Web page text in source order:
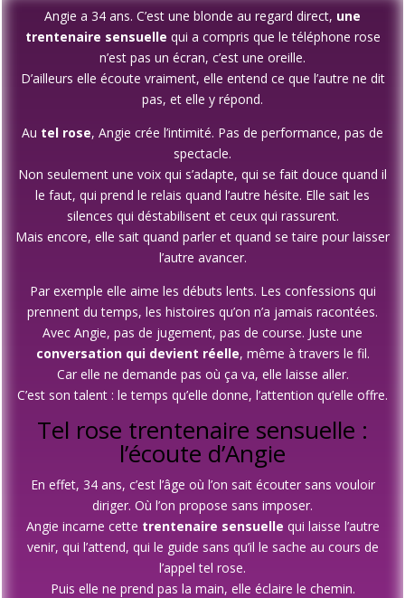
Angie a 34 ans. C’est une blonde au regard direct, une
trentenaire sensuelle qui a compris que le téléphone rose
n’est pas un écran, c’est une oreille.
D’ailleurs elle écoute vraiment, elle entend ce que l’autre ne dit
pas, et elle y répond.
Au tel rose, Angie crée l’intimité. Pas de performance, pas de
spectacle.
Non seulement une voix qui s’adapte, qui se fait douce quand il
le faut, qui prend le relais quand l’autre hésite. Elle sait les
silences qui déstabilisent et ceux qui rassurent.
Mais encore, elle sait quand parler et quand se taire pour laisser
l’autre avancer.
Par exemple elle aime les débuts lents. Les confessions qui
prennent du temps, les histoires qu’on n’a jamais racontées.
Avec Angie, pas de jugement, pas de course. Juste une
conversation qui devient réelle, même à travers le fil.
Car elle ne demande pas où ça va, elle laisse aller.
C’est son talent : le temps qu’elle donne, l’attention qu’elle offre.
Tel rose trentenaire sensuelle :
l’écoute d’Angie
En effet, 34 ans, c’est l’âge où l’on sait écouter sans vouloir
diriger. Où l’on propose sans imposer.
Angie incarne cette trentenaire sensuelle qui laisse l’autre
venir, qui l’attend, qui le guide sans qu’il le sache au cours de
l’appel tel rose.
Puis elle ne prend pas la main, elle éclaire le chemin.